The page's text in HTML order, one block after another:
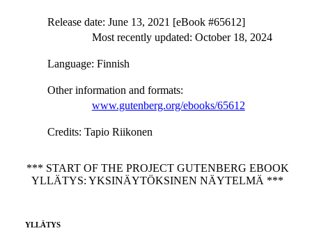
Release date: June 13, 2021 [eBook #65612]
Most recently updated: October 18, 2024
Language: Finnish
Other information and formats:
www.gutenberg.org/ebooks/65612
Credits: Tapio Riikonen
*** START OF THE PROJECT GUTENBERG EBOOK
YLLÄTYS: YKSINÄYTÖKSINEN NÄYTELMÄ ***
YLLÄTYS